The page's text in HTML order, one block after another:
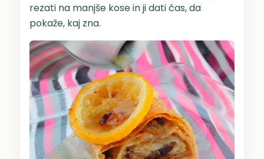
rezati na manjše kose in ji dati čas, da
pokaže, kaj zna.